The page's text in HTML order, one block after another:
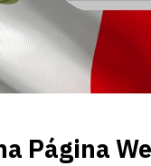
Página